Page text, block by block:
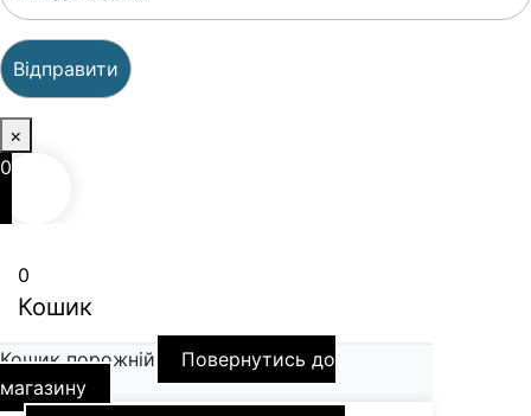
×
0
0
Кошик
Кошик порожній
Повернутись до
магазину